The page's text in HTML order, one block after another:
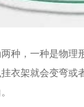
种，一种是物
衣架就会变弯